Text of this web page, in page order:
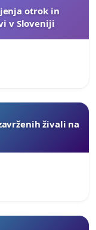
otrok in
v Sloveniji
živali na